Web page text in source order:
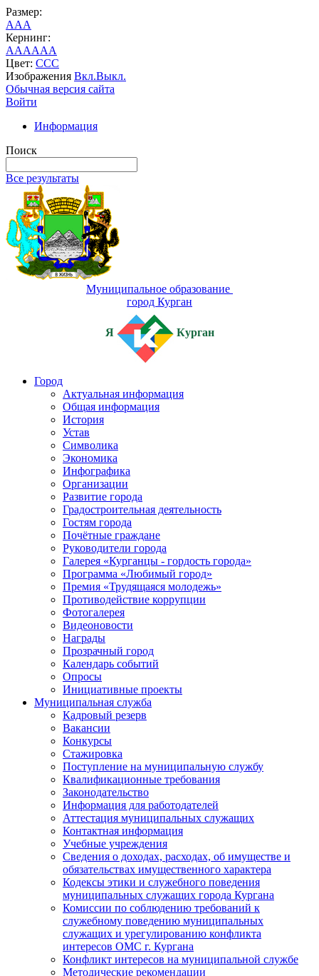
Размер:
AAA
Кернинг:
AAAAAA
Цвет: CCC
Изображения Вкл.Выкл.
Обычная версия сайта
Войти
Информация
Поиск
Все результаты
Муниципальное образование
город Курган
Я Курган
Город
Актуальная информация
Общая информация
История
Устав
Символика
Экономика
Инфографика
Организации
Развитие города
Градостроительная деятельность
Гостям города
Почётные граждане
Руководители города
Галерея «Курганцы - гордость города»
Программа «Любимый город»
Премия «Трудящаяся молодежь»
Противодействие коррупции
Фотогалерея
Видеоновости
Награды
Прозрачный город
Календарь событий
Опросы
Инициативные проекты
Муниципальная служба
Кадровый резерв
Вакансии
Конкурсы
Стажировка
Поступление на муниципальную службу
Квалификационные требования
Законодательство
Информация для работодателей
Аттестация муниципальных служащих
Контактная информация
Учебные учреждения
Сведения о доходах, расходах, об имуществе и
обязательствах имущественного характера
Кодексы этики и служебного поведения
муниципальных служащих города Кургана
Комиссии по соблюдению требований к
служебному поведению муниципальных
служащих и урегулированию конфликта
интересов ОМС г. Кургана
Конфликт интересов на муниципальной службе
Методические рекомендации